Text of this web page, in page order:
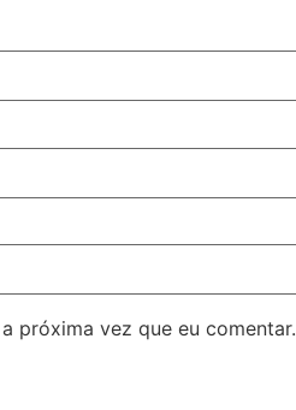
próxima vez que eu comentar.